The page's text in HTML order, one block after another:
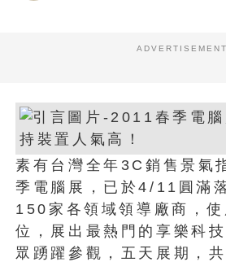
ADVERTISEMENT
素有台灣全年3C銷售景氣
季電腦展，已於4/11圓滿
150家各領域領導廠商，
位，展出最熱門的享樂科
眾踴躍參觀，五天展期，